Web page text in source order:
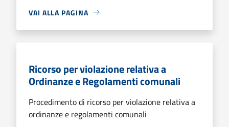
VAI ALLA PAGINA
Ricorso per violazione relativa a
Ordinanze e Regolamenti comunali
Procedimento di ricorso per violazione relativa a
ordinanze e regolamenti comunali